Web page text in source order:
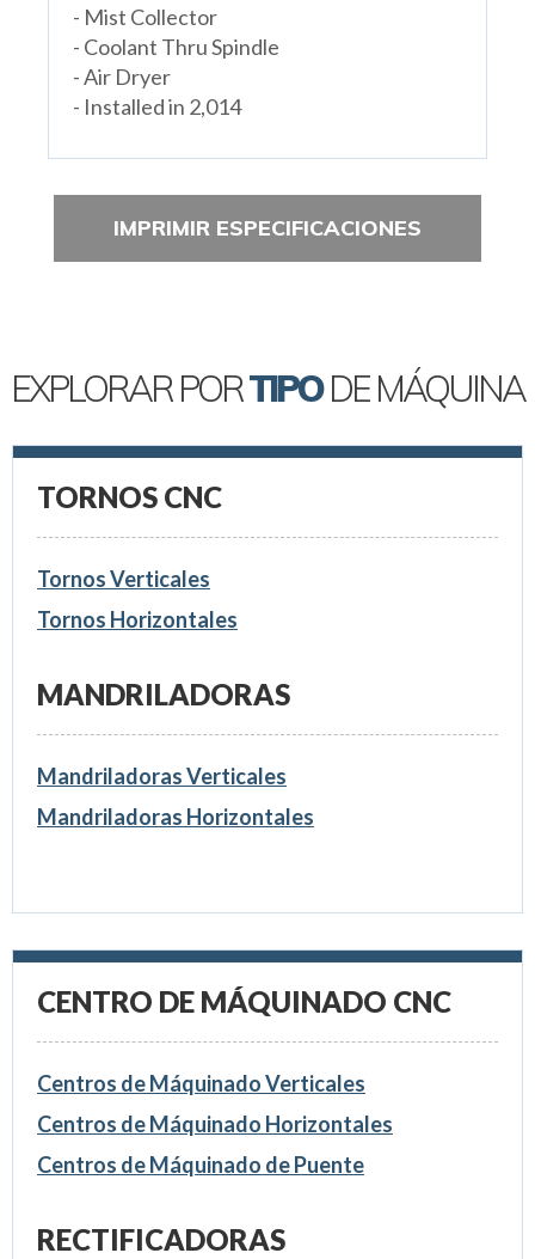
- Mist Collector
- Coolant Thru Spindle
- Air Dryer
- Installed in 2,014
IMPRIMIR ESPECIFICACIONES
EXPLORAR PORTIPODE MÁQUINA
TORNOS CNC
Tornos Verticales
Tornos Horizontales
MANDRILADORAS
Mandriladoras Verticales
Mandriladoras Horizontales
CENTRO DE MÁQUINADO CNC
Centros de Máquinado Verticales
Centros de Máquinado Horizontales
Centros de Máquinado de Puente
RECTIFICADORAS